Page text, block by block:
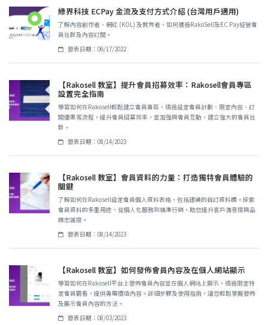
綠界科技 ECPay 金流及支付方式介紹 (台灣用戶適用)
了解內容創作者、網紅 (KOL) 及教育者，如何通過RakoSell及EC Pay經營會
員社群及內容訂閱。
發表日期：06/17/2022
【Rakosell 教室】提升會員招募效率：Rakosell會員專區
設置完全指南
學習如何在Rakosell輕鬆建立會員專區，透過設定會員計劃、限定內容、訂
閱優惠等流程，提升會員招募效率，並加強與會員互動，建立強大的會員社
群。
發表日期：08/14/2023
【Rakosell 教室】會員資料的力量：打造獨特會員體驗的
關鍵
了解如何在Rakosell設定會員個人資料表格，包括建議的自訂資料欄。探索
會員資料的多重用途，從個人化服務到精準行銷，助您提升客戶滿意度與品
牌忠誠度。
發表日期：08/14/2023
【Rakosell 教室】如何發佈會員內容及在個人網站顯示
學習如何在Rakosell平台上發佈會員內容並在個人網站上顯示，透過限定特
定會員觀看，提供專屬價值內容。詳細步驟及使用指南，讓您輕鬆掌握發佈
及展示會員內容的方法。
發表日期：08/03/2023